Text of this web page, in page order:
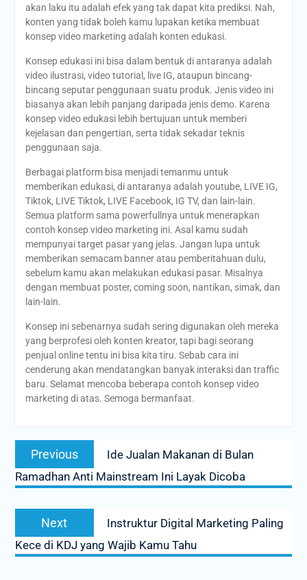
akan laku itu adalah efek yang tak dapat kita prediksi. Nah,
konten yang tidak boleh kamu lupakan ketika membuat
konsep video marketing adalah konten edukasi.
Konsep edukasi ini bisa dalam bentuk di antaranya adalah
video ilustrasi, video tutorial, live IG, ataupun bincang-
bincang seputar penggunaan suatu produk. Jenis video ini
biasanya akan lebih panjang daripada jenis demo. Karena
konsep video edukasi lebih bertujuan untuk memberi
kejelasan dan pengertian, serta tidak sekadar teknis
penggunaan saja.
Berbagai platform bisa menjadi temanmu untuk
memberikan edukasi, di antaranya adalah youtube, LIVE IG,
Tiktok, LIVE Tiktok, LIVE Facebook, IG TV, dan lain-lain.
Semua platform sama powerfullnya untuk menerapkan
contoh konsep video marketing ini. Asal kamu sudah
mempunyai target pasar yang jelas. Jangan lupa untuk
memberikan semacam banner atau pemberitahuan dulu,
sebelum kamu akan melakukan edukasi pasar. Misalnya
dengan membuat poster, coming soon, nantikan, simak, dan
lain-lain.
Konsep ini sebenarnya sudah sering digunakan oleh mereka
yang berprofesi oleh konten kreator, tapi bagi seorang
penjual online tentu ini bisa kita tiru. Sebab cara ini
cenderung akan mendatangkan banyak interaksi dan traffic
baru. Selamat mencoba beberapa contoh konsep video
marketing di atas. Semoga bermanfaat.
Post
navigation
Previous
post:
Ide Jualan Makanan di Bulan
Ramadhan Anti Mainstream Ini Layak Dicoba
Next
post:
Instruktur Digital Marketing Paling
Kece di KDJ yang Wajib Kamu Tahu